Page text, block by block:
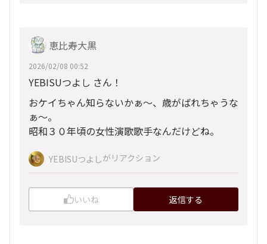
恵比寿大黒
2026/02/08 00:52
YEBISUつよし さん！
おケイちゃん知らないかぁ～、歳がばれちゃうな
ぁ～。
昭和３０年頃の女性演歌歌手なんだけどね。
YEBISUつよしがリアクション
いいね 返信する